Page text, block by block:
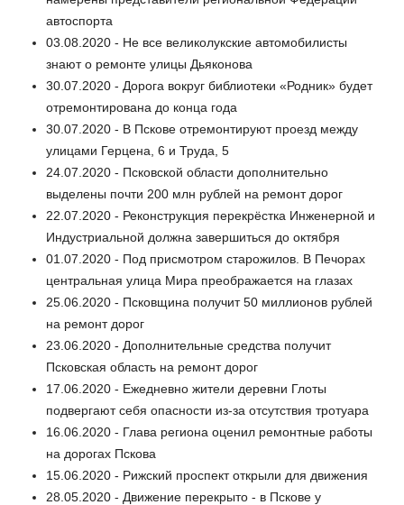
автоспорта
03.08.2020 - Не все великолукские автомобилисты
знают о ремонте улицы Дьяконова
30.07.2020 - Дорога вокруг библиотеки «Родник» будет
отремонтирована до конца года
30.07.2020 - В Пскове отремонтируют проезд между
улицами Герцена, 6 и Труда, 5
24.07.2020 - Псковской области дополнительно
выделены почти 200 млн рублей на ремонт дорог
22.07.2020 - Реконструкция перекрёстка Инженерной и
Индустриальной должна завершиться до октября
01.07.2020 - Под присмотром старожилов. В Печорах
центральная улица Мира преображается на глазах
25.06.2020 - Псковщина получит 50 миллионов рублей
на ремонт дорог
23.06.2020 - Дополнительные средства получит
Псковская область на ремонт дорог
17.06.2020 - Ежедневно жители деревни Глоты
подвергают себя опасности из-за отсутствия тротуара
16.06.2020 - Глава региона оценил ремонтные работы
на дорогах Пскова
15.06.2020 - Рижский проспект открыли для движения
28.05.2020 - Движение перекрыто - в Пскове у